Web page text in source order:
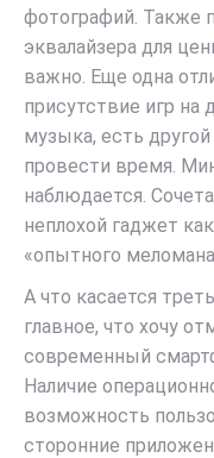
фотографий. Также
эквалайзера для
важно. Еще одна
присутствие игр на
музыка, есть
провести время.
наблюдается.
неплохой гаджет
«опытного
А что касается
главное, что хочу
современный
Наличие
возможность
сторонние